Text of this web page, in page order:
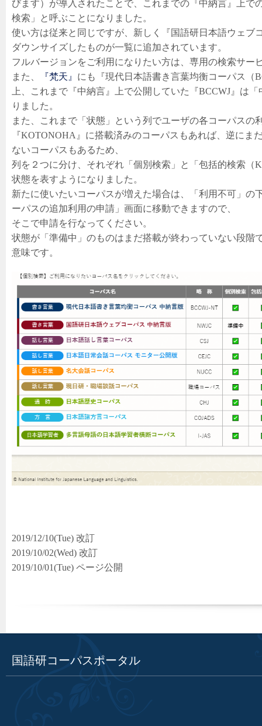
びます）が導入されたことで、これまでの『中納言』上で
検索」と呼ぶことになりました。
使い方は従来と同じですが、新しく『国語研日本語ウェブ
ダウンサイズしたものが一覧に追加されています。
フルバージョンをご利用になりたい方は、専用の検索サー
また、
『梵天』 にも『現代日本語書き言葉均衡コーパス（
上、これまで『中納言』上で公開していた『BCCWJ』は
りました。
また、これまで「状態」という列でユーザの各コーパスの
『KOTONOHA』に搭載済みのコーパスもあれば、逆にま
ないコーパスもあるため、
列を２つに分け、それぞれ「個別検索」と「包括的検索（
状態を表すようになりました。
新たに使いたいコーパスが増えた場合は、「利用不可」の
ーパスの追加利用の申請」画面に移動できますので、
そこで申請を行なってください。
状態が「準備中」のものはまだ搭載が終わっていない段階
意味です。
2019/12/10(Tue) 改訂
2019/10/02(Wed) 改訂
2019/10/01(Tue) ページ公開
国語研コーパスポータル